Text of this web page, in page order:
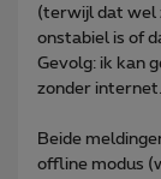
(terwijl dat wel
onstabiel is of
Gevolg: ik kan
zonder internet.
Beide
offline modus